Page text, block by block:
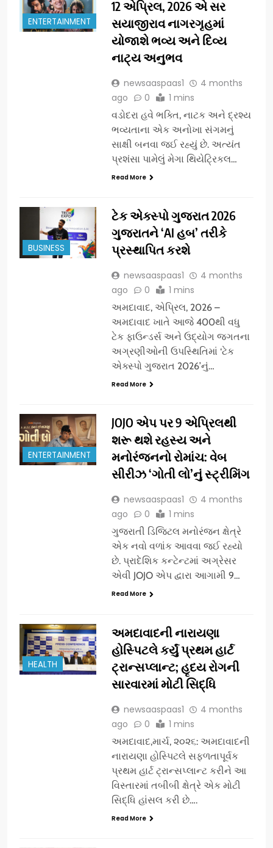
ENTERTAINMENT
12 એપ્રિલ, 2026 એ સર
સયાજીરાવ નાગરગૃહમાં
યોજાશે ભવ્ય અને દિવ્ય
નાટ્ય અનુભવ
newsaaspaas1
4 months
ago
0 1 mins
વડોદરા હવે ભક્તિ, નાટક અને દ્રશ્ય
ભવ્યતાના એક અનોખા સંગમનું
સાક્ષી બનવા જઈ રહ્યું છે. અત્યંત
પ્રશંસા પામેલું મેગા થિયેટ્રિકલ…
Read More
BUSINESS
ટેક એક્સ્પો ગુજરાત 2026
ગુજરાતને ‘AI હબ’ તરીકે
પ્રસ્થાપિત કરશે
newsaaspaas1
4 months
ago
0 1 mins
અમદાવાદ, એપ્રિલ, 2026 –
અમદાવાદ ખાતે આજે 400થી વધુ
ટેક ફાઉન્ડર્સ અને ઉદ્યોગ જગતના
અગ્રણીઓની ઉપસ્થિતિમાં ‘ટેક
એક્સ્પો ગુજરાત 2026’નું…
Read More
ENTERTAINMENT
JOJO એપ પર 9 એપ્રિલથી
શરૂ થશે રહસ્ય અને
મનોરંજનનો રોમાંચ: વેબ
સીરીઝ ‘ગોતી લો’નું સ્ટ્રીમિંગ
newsaaspaas1
4 months
ago
0 1 mins
ગુજરાતી ડિજિટલ મનોરંજન ક્ષેત્રે
એક નવો વળાંક આવવા જઈ રહ્યો
છે. પ્રાદેશિક કન્ટેન્ટમાં અગ્રેસર
એવી JOJO એપ દ્વારા આગામી 9…
Read More
HEALTH
અમદાવાદની નારાયણા
હોસ્પિટલે કર્યું પ્રથમ હાર્ટ
ટ્રાન્સપ્લાન્ટ; હૃદય રોગની
સારવારમાં મોટી સિદ્ધિ
newsaaspaas1
4 months
ago
0 1 mins
અમદાવાદ,માર્ચ, ૨૦૨૬: અમદાવાદની
નારાયણા હોસ્પિટલે સફળતાપૂર્વક
પ્રથમ હાર્ટ ટ્રાન્સપ્લાન્ટ કરીને આ
વિસ્તારમાં તબીબી ક્ષેત્રે એક મોટી
સિદ્ધિ હાંસલ કરી છે….
Read More